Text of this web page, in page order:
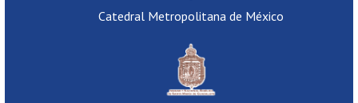
Catedral Metropolitana de México